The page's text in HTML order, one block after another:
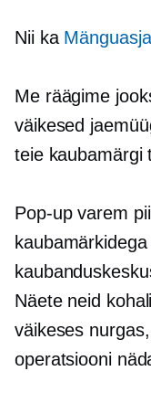
Nii ka
Me räägime
väikesed
teie kaubamärgi
Pop-upvarem
Näete neid
väikeses
operatsiooni